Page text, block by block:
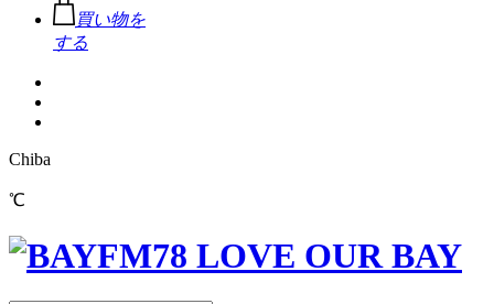
買い物を
する
Chiba
℃